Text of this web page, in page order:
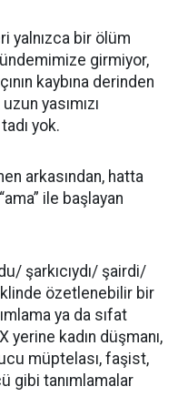
yalnızca bir ölüm
girmiyor,
kaybına derinden
yasımızı
yok.
arkasından, hatta
ile başlayan
şarkıcıydı/ şairdi/
özetlenebilir bir
ya da sıfat
yerine kadın düşmanı,
müptelası, faşist,
gibi tanımlamalar